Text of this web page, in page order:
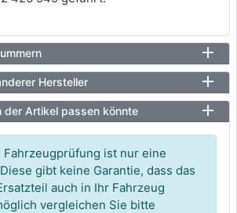
Hersteller
der Artikel passen könnte
Fahrzeugprüfung ist nur eine
gibt keine Garantie, dass das
auch in Ihr Fahrzeug
vergleichen Sie bitte